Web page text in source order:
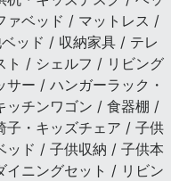
ァベッド / マットレス /
ッド / 収納家具 / テレ
ト / シェルフ / リビング
ー / ハンガーラック・
ッチンワゴン / 食器棚 /
子・キッズチェア / 子供
ッド / 子供収納 / 子供本
ニングセット / リビン